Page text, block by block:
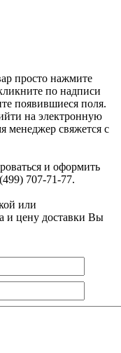
просто нажмите
по надписи
появившиеся поля.
на электронную
менеджер свяжется с
и оформить
707-71-77.
или
и цену доставки Вы